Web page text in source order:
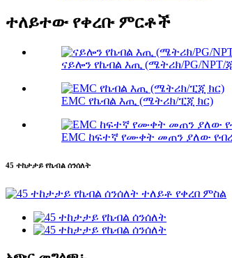
ተለይተው የቀረቡ ምርቶች
ናይሎን የኬብል እጢ (ሜትሪክ/PG/NPT/
EMC የኬብል እጢ (ሜትሪክ/ፒጂ ክር)
EMC ከፍተኛ የሙቀት መጠን ያለው
45 ተከታታይ የኬብል ሰንሰለት